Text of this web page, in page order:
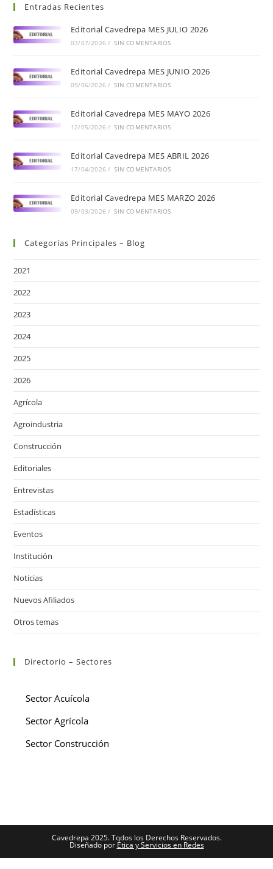
Entradas Recientes
Editorial Cavedrepa MES JULIO 2026
03/07/2026 / SIN COMENTARIOS
Editorial Cavedrepa MES JUNIO 2026
09/06/2026 / SIN COMENTARIOS
Editorial Cavedrepa MES MAYO 2026
12/05/2026 / SIN COMENTARIOS
Editorial Cavedrepa MES ABRIL 2026
17/04/2026 / SIN COMENTARIOS
Editorial Cavedrepa MES MARZO 2026
09/03/2026 / SIN COMENTARIOS
Categorías Principales – Blog
2021
2022
2023
2024
2025
2026
Agrícola
Agroindustria
Construcción
Editoriales
Entrevistas
Estadísticas
Eventos
Institución
Noticias
Nuevos Afiliados
Otros temas
Directorio – Sectores
Sector Acuícola
Sector Agrícola
Sector Construcción
Cavedrepa 2025. Todos los Derechos Reservados.
Diseñado por Ética y Servicios en Redes